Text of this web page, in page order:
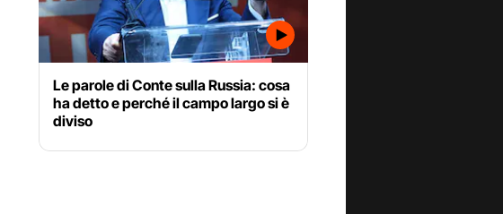
Le parole di Conte sulla Russia: cosa
ha detto e perché il campo largo si è
diviso